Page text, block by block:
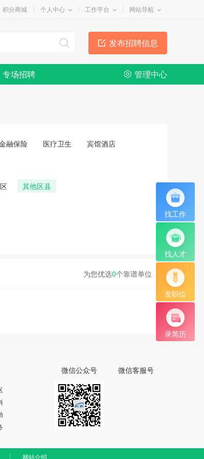
积分商城 个人中心 工作平台 网站导航
发布招聘信息
专场招聘 管理中心
找工作
找人才
发职位
录简历
融保险 医疗卫生
宾馆酒店
其他区县
为您优选0个靠谱单位
微信公众号 微信客服号
网站介绍